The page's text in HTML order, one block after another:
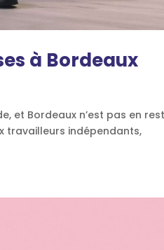
à Bordeaux
et Bordeaux n’est pas en
travailleurs indépendants,